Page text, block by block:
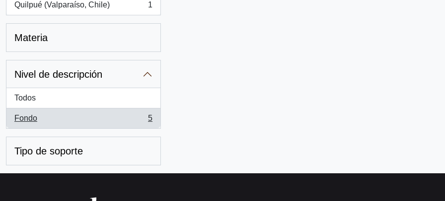
Quilpué (Valparaíso, Chile)
, 1 resultados
1
Materia
Nivel de descripción
Todos
Fondo
, 5 resultados
5
Tipo de soporte